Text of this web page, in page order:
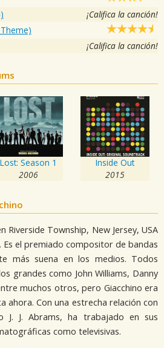
¡Califica la canción!
¡Califica la canción!
Lost: Season 1
2006
Inside Out
2015
Riverside Township, New Jersey, USA
Es el premiado compositor de bandas
más suena en los medios. Todos
grandes como John Williams, Danny
muchos otros, pero Giacchino era
ahora. Con una estrecha relación con
J. J. Abrams, ha trabajado en sus
como televisivas.